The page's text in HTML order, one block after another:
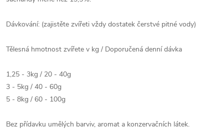
Dávkování: (zajistěte zvířeti vždy dostatek čerstvé pitné vody)
Tělesná hmotnost zvířete v kg / Doporučená denní dávka
1,25 - 3kg / 20 - 40g
3 - 5kg / 40 - 60g
5 - 8kg / 60 - 100g
Bez přídavku umělých barviv, aromat a konzervačních látek.